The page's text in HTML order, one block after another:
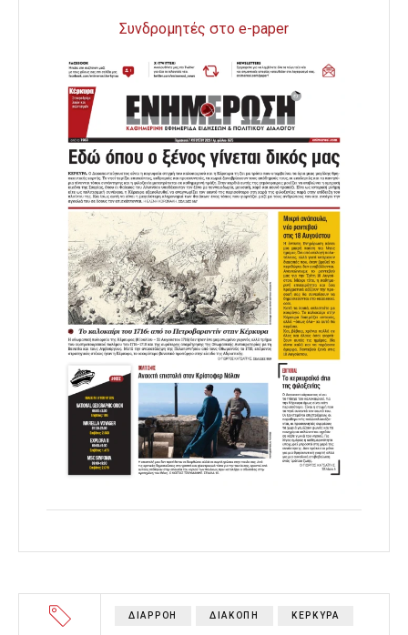
Συνδρομητές στο e-paper
ΔΙΑΡΡΟΗ ΔΙΑΚΟΠΗ ΚΕΡΚΥΡΑ